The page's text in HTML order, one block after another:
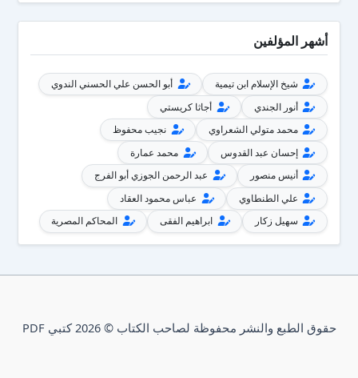
أشهر المؤلفين
شيخ الإسلام ابن تيمية
أبو الحسن علي الحسني الندوي
أنور الجندي
أجاثا كريستي
محمد متولي الشعراوي
نجيب محفوظ
إحسان عبد القدوس
محمد عمارة
أنيس منصور
عبد الرحمن الجوزي أبو الفرج
علي الطنطاوي
عباس محمود العقاد
سهيل زكار
ابراهيم الفقى المحاكم المصرية
حقوق الطبع والنشر محفوظة لصاحب الكتاب © 2026 كتبي PDF